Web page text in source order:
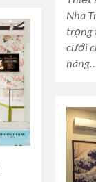
Nha
trọng
cưới
hàng….